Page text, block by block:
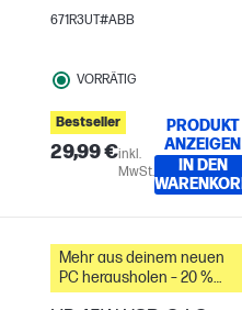
intelligenten Ladegerät. Das
65 W genügend Leistung für
die meisten USB-C® Geräte.
671R3UT#ABB
VORRÄTIG
Bestseller
29,99 €inkl.
MwSt.
PRODUKT
ANZEIGEN
IN DEN
Mehr aus deinem neuen
PC herausholen – 20 %
Rabatt auf Zubehör